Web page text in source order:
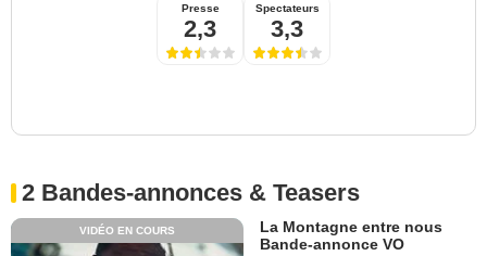
Presse
2,3
Spectateurs
3,3
2 Bandes-annonces & Teasers
VIDÉO EN COURS
La Montagne entre nous
Bande-annonce VO